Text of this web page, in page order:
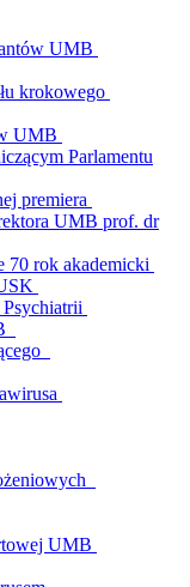
UMB
krokowego
UMB
Parlamentu
premiera
UMB prof. dr
70 rok akademicki
UMB